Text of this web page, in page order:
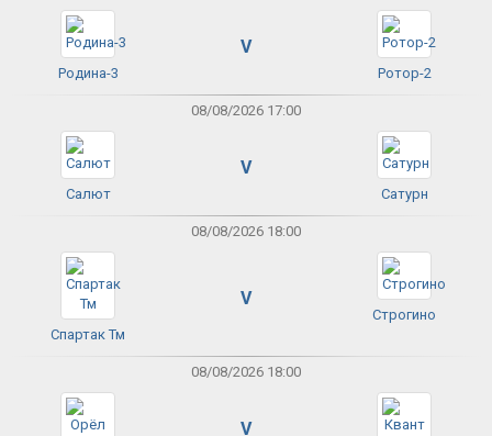
Родина-3
V
Ротор-2
08/08/2026 17:00
Салют
V
Сатурн
08/08/2026 18:00
Спартак Тм
V
Строгино
08/08/2026 18:00
V